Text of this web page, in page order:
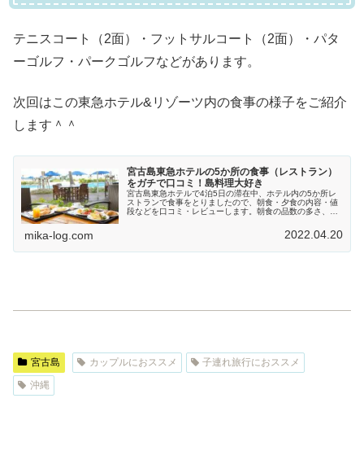
テニスコート（2面）・フットサルコート（2面）・パタ
ーゴルフ・パークゴルフなどがあります。
次回はこの東急ホテル&リゾーツ内の食事の様子をご紹介
します＾＾
宮古島東急ホテルの5か所の食事（レストラン）
をガチで口コミ！島料理大好き
宮古島東急ホテルで4泊5日の滞在中、ホテル内の5か所レ
ストランで食事をとりましたので、朝食・夕食の内容・値
段などを口コミ・レビューします。朝食の品数の多さ、夕
mika-log.com 2022.04.20
宮古島 カップルにおススメ
子連れ旅行におススメ
沖縄